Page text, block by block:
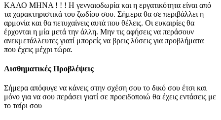
ΚΑΛΟ ΜΗΝΑ ! ! ! Η γενναιοδωρία και η εργατικότητα είναι από
τα χαρακτηριστικά του ζωδίου σου. Σήμερα θα σε περιβάλλει η
αρμονία και θα πετυχαίνεις αυτά που θέλεις. Οι ευκαιρίες θα
έρχονται η μία μετά την άλλη. Μην τις αφήσεις να περάσουν
ανεκμετάλλευτες γιατί μπορείς να βρεις λύσεις για προβλήματα
που έχεις μέχρι τώρα.
Αισθηματικές Προβλέψεις
Σήμερα απόφυγε να κάνεις στην σχέση σου το δικό σου έτσι και
μόνο για να σου περάσει γιατί σε προειδοποιώ θα έχεις εντάσεις με
το ταίρι σου